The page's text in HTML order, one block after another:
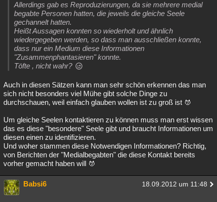
Allerdings gab es Reproduzierungen, da sie mehrere medial
begabte Personen hatten, die jeweils die gleiche Seele
gechannelt hatten.
Heißt Aussagen konnten so wiederholt und ähnlich
wiedergegeben werden, so dass man ausschließen konnte,
dass nur ein Medium diese Informationen
"Zusammenphantasieren" konnte.
Töfte , nicht wahr?
Auch in diesen Sätzen kann man sehr schön erkennen das man
sich nicht besonders viel Mühe gibt solche Dinge zu
durchschauen, weil einfach glauben wollen ist zu groß ist
Um gleiche Seelen kontaktieren zu können muss man erst wissen
das es diese "besondere" Seele gibt und braucht Informationen um
diesen einen zu identifizieren.
Und woher stammen diese Notwendigen Informationen? Richtig,
von Berichten der "Medialbegabten" die diese Kontakt bereits
vorher gemacht haben will
Babsi6 18.09.2012 um 11:48